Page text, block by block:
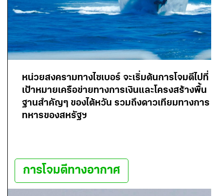
หน่วยสงครามทางไซเบอร์ จะเริ่มต้นการโจมตีไปที่
เป้าหมายเครือข่ายทางการเงินและโครงสร้างพื้น
ฐานสำคัญๆ ของไต้หวัน รวมถึงดาวเทียมทางการ
ทหารของสหรัฐฯ
การโจมตีทางอากาศ